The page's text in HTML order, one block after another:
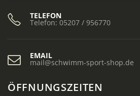
TELEFON
Telefon: 05207 / 956770
EMAIL
mail@schwimm-sport-shop.de
ÖFFNUNGSZEITEN